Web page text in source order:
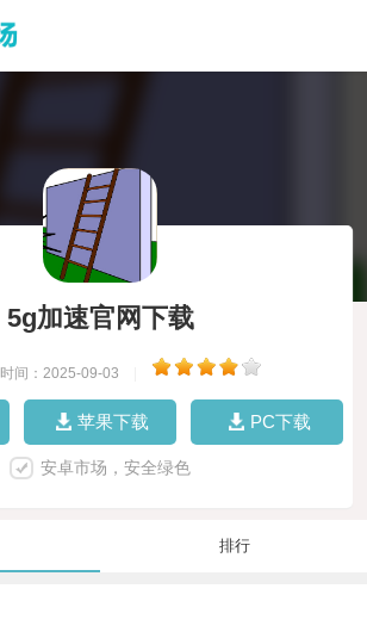
5g加速官网下载
时间：2025-09-03
苹果下载 PC下载
安卓市场，安全绿色
排行